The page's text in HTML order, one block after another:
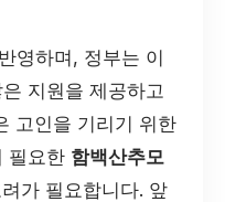
영하며, 정부는 이
지원을 제공하고
고인을 기리기 위한
필요한 함백산추모
가 필요합니다. 앞